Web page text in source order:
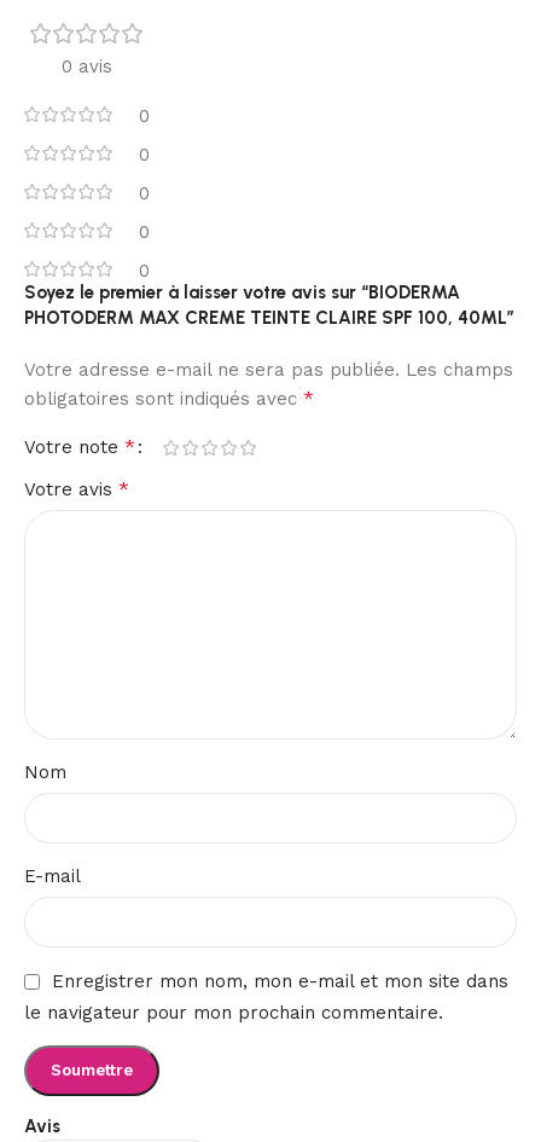
0 avis
0
0
0
0
0
Avis
Soyez le premier à laisser votre avis sur “BIODERMA
PHOTODERM MAX CREME TEINTE CLAIRE SPF 100, 40ML”
Votre adresse e-mail ne sera pas publiée. Les champs
obligatoires sont indiqués avec *
Votre note *
Votre avis *
Nom
E-mail
Enregistrer mon nom, mon e-mail et mon site dans
le navigateur pour mon prochain commentaire.